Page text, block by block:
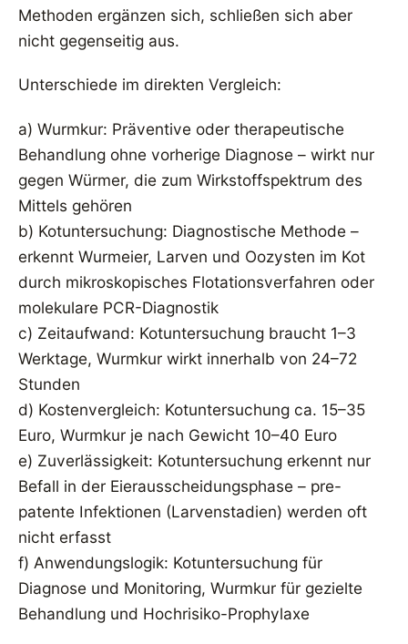
Methoden ergänzen sich, schließen sich aber
nicht gegenseitig aus.
Unterschiede im direkten Vergleich:
a) Wurmkur: Präventive oder therapeutische
Behandlung ohne vorherige Diagnose – wirkt nur
gegen Würmer, die zum Wirkstoffspektrum des
Mittels gehören
b) Kotuntersuchung: Diagnostische Methode –
erkennt Wurmeier, Larven und Oozysten im Kot
durch mikroskopisches Flotationsverfahren oder
molekulare PCR-Diagnostik
c) Zeitaufwand: Kotuntersuchung braucht 1–3
Werktage, Wurmkur wirkt innerhalb von 24–72
Stunden
d) Kostenvergleich: Kotuntersuchung ca. 15–35
Euro, Wurmkur je nach Gewicht 10–40 Euro
e) Zuverlässigkeit: Kotuntersuchung erkennt nur
Befall in der Eierausscheidungsphase – pre-
patente Infektionen (Larvenstadien) werden oft
nicht erfasst
f) Anwendungslogik: Kotuntersuchung für
Diagnose und Monitoring, Wurmkur für gezielte
Behandlung und Hochrisiko-Prophylaxe